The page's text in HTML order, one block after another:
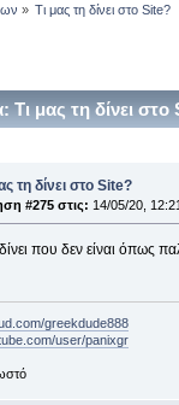
» Τι μας τη δίνει στο Site?
Τι μας τη δίνει
τη δίνει στο Site?
#275 στις: 14/05/20,
που δεν είναι όπως
greekdude888
user/panixgr